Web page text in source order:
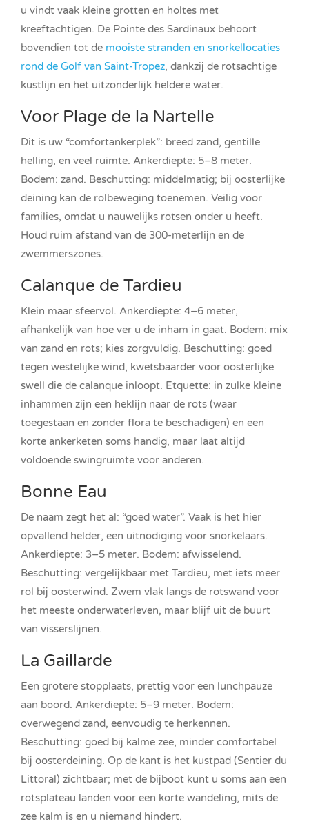
u vindt vaak kleine grotten en holtes met
kreeftachtigen. De Pointe des Sardinaux behoort
bovendien tot de mooiste stranden en snorkellocaties
rond de Golf van Saint-Tropez, dankzij de rotsachtige
kustlijn en het uitzonderlijk heldere water.
Voor Plage de la Nartelle
Dit is uw “comfortankerplek”: breed zand, gentille
helling, en veel ruimte. Ankerdiepte: 5–8 meter.
Bodem: zand. Beschutting: middelmatig; bij oosterlijke
deining kan de rolbeweging toenemen. Veilig voor
families, omdat u nauwelijks rotsen onder u heeft.
Houd ruim afstand van de 300-meterlijn en de
zwemmerszones.
Calanque de Tardieu
Klein maar sfeervol. Ankerdiepte: 4–6 meter,
afhankelijk van hoe ver u de inham in gaat. Bodem: mix
van zand en rots; kies zorgvuldig. Beschutting: goed
tegen westelijke wind, kwetsbaarder voor oosterlijke
swell die de calanque inloopt. Etquette: in zulke kleine
inhammen zijn een heklijn naar de rots (waar
toegestaan en zonder flora te beschadigen) en een
korte ankerketen soms handig, maar laat altijd
voldoende swingruimte voor anderen.
Bonne Eau
De naam zegt het al: “goed water”. Vaak is het hier
opvallend helder, een uitnodiging voor snorkelaars.
Ankerdiepte: 3–5 meter. Bodem: afwisselend.
Beschutting: vergelijkbaar met Tardieu, met iets meer
rol bij oosterwind. Zwem vlak langs de rotswand voor
het meeste onderwaterleven, maar blijf uit de buurt
van visserslijnen.
La Gaillarde
Een grotere stopplaats, prettig voor een lunchpauze
aan boord. Ankerdiepte: 5–9 meter. Bodem:
overwegend zand, eenvoudig te herkennen.
Beschutting: goed bij kalme zee, minder comfortabel
bij oosterdeining. Op de kant is het kustpad (Sentier du
Littoral) zichtbaar; met de bijboot kunt u soms aan een
rotsplateau landen voor een korte wandeling, mits de
zee kalm is en u niemand hindert.